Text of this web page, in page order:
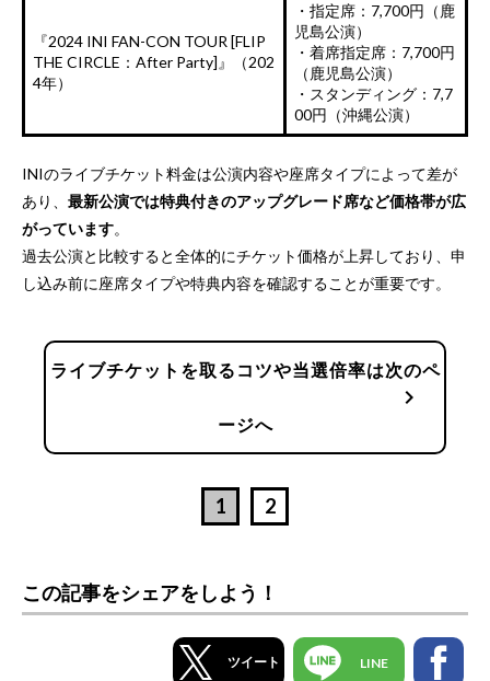
『2024 INI FAN-CON TOUR [FLIP
THE CIRCLE：After Party]』（202
4年）
・指定席：7,700円（鹿
児島公演）
・着席指定席：7,700円
（鹿児島公演）
・スタンディング：7,7
00円（沖縄公演）
INIのライブチケット料金は公演内容や座席タイプによって差が
あり、 最新公演では特典付きのアップグレード席など価格帯が広
がっています。
過去公演と比較すると全体的にチケット価格が上昇しており、申
し込み前に座席タイプや特典内容を確認することが重要です。
ライブチケットを取るコツや当選倍率は次のペ
ージへ
chevron_right
1 2
この記事をシェアをしよう！
ツイート LINE